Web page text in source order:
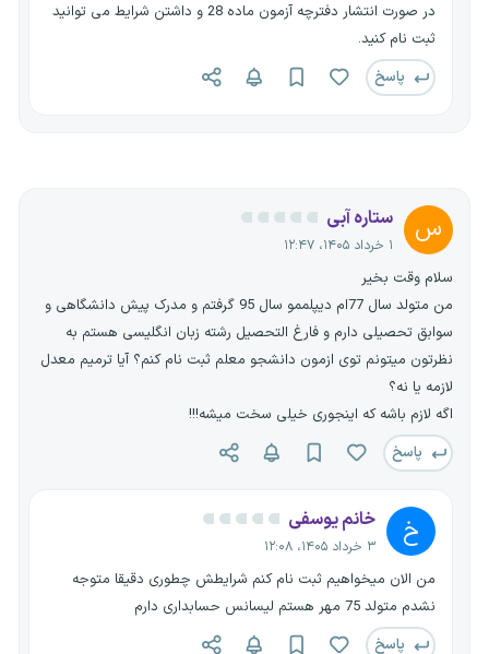
در صورت انتشار دفترچه آزمون ماده 28 و داشتن شرایط می توانید
ثبت نام کنید.
پاسخ
س ستاره آبی
۱ خرداد ۱۴۰۵، ۱۲:۴۷
سلام وقت بخیر
من متولد سال 77ام دیپلممو سال 95 گرفتم و مدرک پیش دانشگاهی و
سوابق تحصیلی دارم و فارغ التحصیل رشته زبان انگلیسی هستم به
نظرتون میتونم توی ازمون دانشجو معلم ثبت نام کنم؟ آیا ترمیم معدل
لازمه یا نه؟
اگه لازم باشه که اینجوری خیلی سخت میشه!!!
پاسخ
خ خانم یوسفی
۳ خرداد ۱۴۰۵، ۱۲:۰۸
من الان میخواهیم ثبت نام کنم شرایطش چطوری دقیقا متوجه
نشدم متولد 75 مهر هستم لیسانس حسابداری دارم
پاسخ